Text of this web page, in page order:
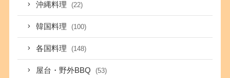
沖縄料理 (22)
韓国料理 (100)
各国料理 (148)
屋台・野外BBQ (53)